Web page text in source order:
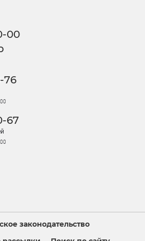
00
76
67
законодательство